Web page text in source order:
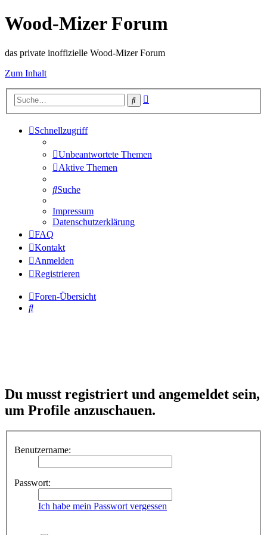
Wood-Mizer Forum
das private inoffizielle Wood-Mizer Forum
Zum Inhalt
Suche
Schnellzugriff
Unbeantwortete Themen
Aktive Themen
Suche
Impressum
Datenschutzerklärung
FAQ
Kontakt
Anmelden
Registrieren
Foren-Übersicht
Suche
Du musst registriert und angemeldet sein,
um Profile anzuschauen.
Benutzername:
Passwort:
Ich habe mein Passwort vergessen